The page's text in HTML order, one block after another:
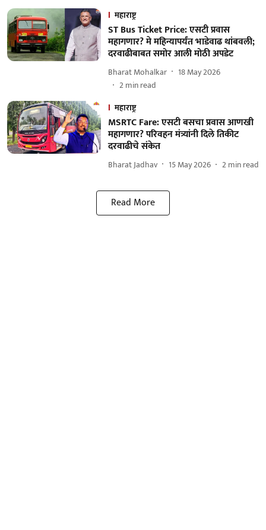
महाराष्ट्र
ST Bus Ticket Price: एसटी प्रवास
महागणार? मे महिन्यापर्यंत भाडेवाढ थांबवली;
दरवाढीबाबत समोर आली मोठी अपडेट
Bharat Mohalkar
18 May 2026
2min read
महाराष्ट्र
MSRTC Fare: एसटी बसचा प्रवास आणखी
महागणार? परिवहन मंत्र्यांनी दिले तिकीट
दरवाढीचे संकेत
Bharat Jadhav 15 May 2026 2min read
Read More